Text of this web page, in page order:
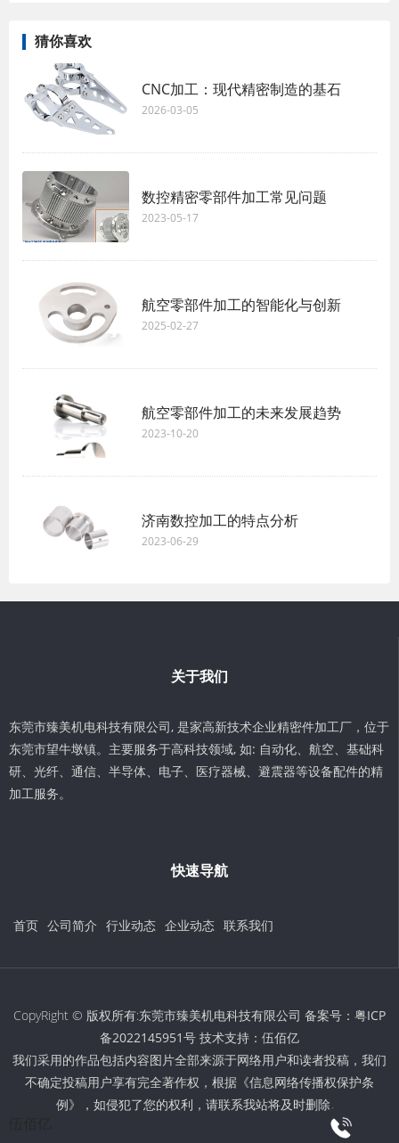
猜你喜欢
CNC加工：现代精密制造的基石
2026-03-05
数控精密零部件加工常见问题
2023-05-17
航空零部件加工的智能化与创新
2025-02-27
航空零部件加工的未来发展趋势
2023-10-20
济南数控加工的特点分析
2023-06-29
关于我们
东莞市臻美机电科技有限公司, 是家高新技术企业精密件加工厂，位于
东莞市望牛墩镇。主要服务于高科技领域, 如: 自动化、航空、基础科
研、光纤、通信、半导体、电子、医疗器械、避震器等设备配件的精
加工服务。
快速导航
首页 公司简介 行业动态 企业动态 联系我们
CopyRight © 版权所有:东莞市臻美机电科技有限公司 备案号： 粤ICP
备2022145951号 技术支持： 伍佰亿
我们采用的作品包括内容图片全部来源于网络用户和读者投稿，我们
不确定投稿用户享有完全著作权，根据《信息网络传播权保护条
例》，如侵犯了您的权利，请联系我站将及时删除。